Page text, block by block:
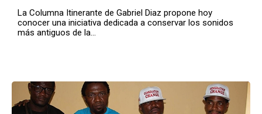
La Columna Itinerante de Gabriel Diaz propone hoy
conocer una iniciativa dedicada a conservar los sonidos
más antiguos de la…